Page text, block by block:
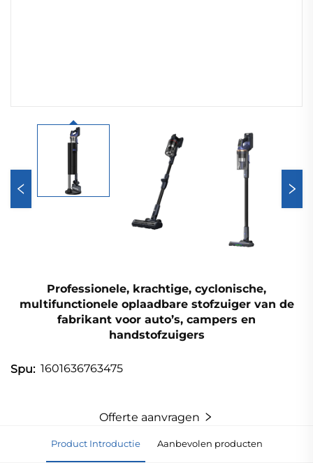
Professionele, krachtige, cyclonische,
multifunctionele oplaadbare stofzuiger van de
fabrikant voor auto’s, campers en
handstofzuigers
Spu: 1601636763475
Offerte aanvragen
Product Introductie Aanbevolen producten